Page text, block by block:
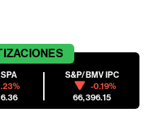
S&P/BMV IPC
-0.19%
66,396.15